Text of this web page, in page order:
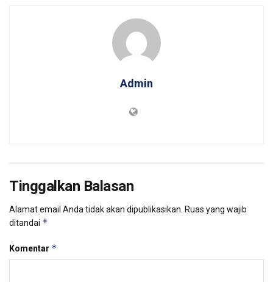
Admin
Tinggalkan Balasan
Alamat email Anda tidak akan dipublikasikan. Ruas yang wajib
ditandai *
Komentar *